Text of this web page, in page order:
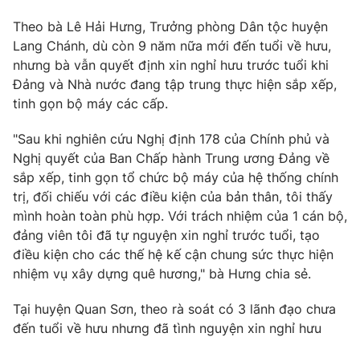
Phó Tổng Biên tập:Nguyễn Thị Mỹ Hạnh, Phạm Quốc Thắng,
Nguyễn Trọng Ninh
Tổng đài VTV:024.38 355 931 - 024.38 355 932
Ðiện thoại Thời báo VTV:024.66 897 897
Email:toasoan@vtv.vn
Liên hệ quảng cáo:024-7300.7108
Theo bà Lê Hải Hưng, Trưởng phòng Dân tộc huyện
Lang Chánh, dù còn 9 năm nữa mới đến tuổi về hưu,
nhưng bà vẫn quyết định xin nghỉ hưu trước tuổi khi
Đảng và Nhà nước đang tập trung thực hiện sắp xếp,
tinh gọn bộ máy các cấp.
"Sau khi nghiên cứu Nghị định 178 của Chính phủ và
Nghị quyết của Ban Chấp hành Trung ương Đảng về
sắp xếp, tinh gọn tổ chức bộ máy của hệ thống chính
trị, đối chiếu với các điều kiện của bản thân, tôi thấy
mình hoàn toàn phù hợp. Với trách nhiệm của 1 cán bộ,
đảng viên tôi đã tự nguyện xin nghỉ trước tuổi, tạo
điều kiện cho các thế hệ kế cận chung sức thực hiện
nhiệm vụ xây dựng quê hương," bà Hưng chia sẻ.
Tại huyện Quan Sơn, theo rà soát có 3 lãnh đạo chưa
đến tuổi về hưu nhưng đã tình nguyện xin nghỉ hưu